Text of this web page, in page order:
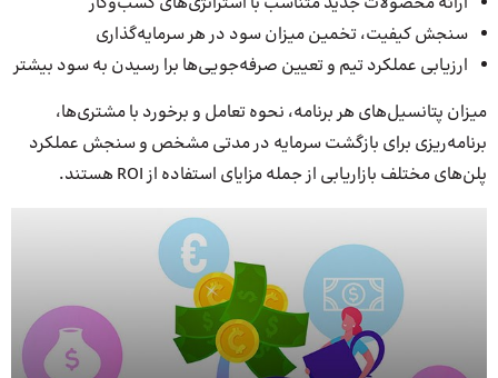
سنجش کیفیت، تخمین میزان سود در هر سرمایه‌گذاری
ارزیابی عملکرد تیم و تعیین صرفه‌جویی‌ها برا رسیدن به سود بیشتر
میزان پتانسیل‌های هر برنامه، نحوه تعامل و برخورد با مشتری‌ها،
برنامه‌ریزی برای بازگشت سرمایه در مدتی مشخص و سنجش عملکرد
پلن‌های مختلف بازاریابی از جمله مزایای استفاده از ROI هستند.